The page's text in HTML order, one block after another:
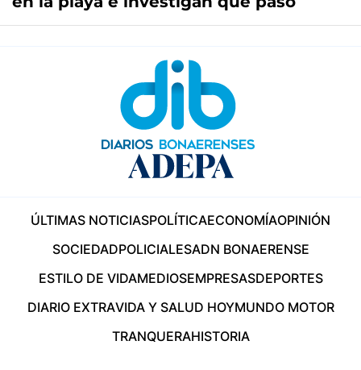
ÚLTIMAS NOTICIASPOLÍTICAECONOMÍAOPINIÓN
SOCIEDADPOLICIALESADN BONAERENSE
ESTILO DE VIDAMEDIOSEMPRESASDEPORTES
DIARIO EXTRAVIDA Y SALUD HOYMUNDO MOTOR
TRANQUERAHISTORIA